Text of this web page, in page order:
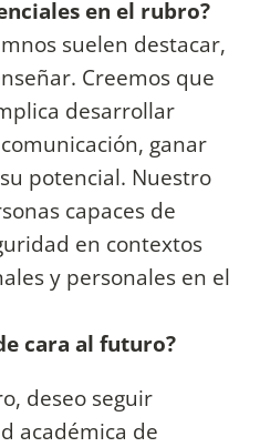
en el rubro?
suelen destacar,
Creemos que
desarrollar
ganar
potencial. Nuestro
capaces de
en contextos
y personales en el
cara al futuro?
deseo seguir
académica de